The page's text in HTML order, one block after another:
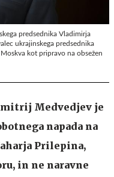
predsednika Vladimirja
ukrajinskega predsednika
kot pripravo na obsežen
Medvedjev je
napada na
Prilepina,
in ne naravne